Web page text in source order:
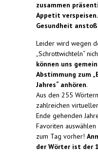
zusammen
Appetit
Gesundheit
Leider wird wegen
„Schrottwichteln“
können uns
Abstimmung zum
Jahres“ anhören.
Aus den 255
zahlreichen
Ende gehenden
Favoriten
zum Tag vorher!
der Wörter ist der